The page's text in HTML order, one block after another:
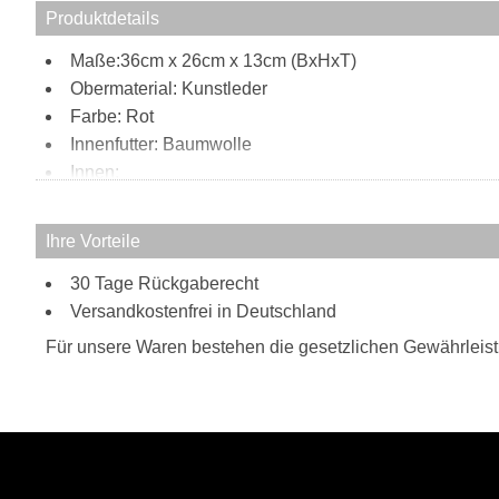
Produktdetails
Maße:36cm x 26cm x 13cm (BxHxT)
Obermaterial: Kunstleder
Farbe: Rot
Innenfutter: Baumwolle
Innen:
1 Handyfach
1 Steckfach
Außen:
Nieten Applikationen
Tragweise:
Ihre Vorteile
30 Tage Rückgaberecht
Versandkostenfrei in Deutschland
Für unsere Waren bestehen die gesetzlichen